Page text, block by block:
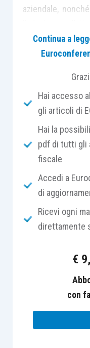
aziendale,
previsti
della crisi di
L’organo
prescindere
dalla presenza
revisione
2477, comma
adeguare in
organizzativo
dell’equilibrio
salvaguardia
In caso di
organizzativo
comportare, per
Continua a
Hai accesso
gli articoli di
Hai la
pdf di tutti gli
fiscale
Accedi a
di
Ricevi ogni
direttamente
€
con